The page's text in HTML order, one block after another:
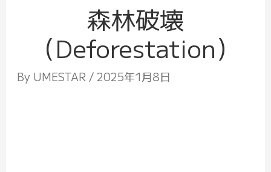
森林破壊
（Deforestation）
By UMESTAR / 2025年1月8日